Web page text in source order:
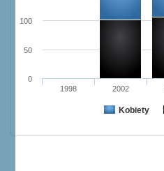
Kobiety
1998 2002
0
50
100